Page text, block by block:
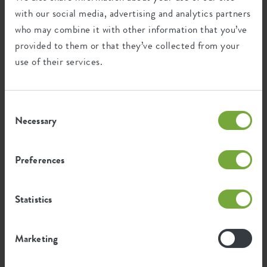
with our social media, advertising and analytics partners
who may combine it with other information that you’ve
provided to them or that they’ve collected from your
use of their services.
Selection
Necessary
Preferences
Statistics
Marketing
Dieses Produkt besteht zu 100% aus
Post-Verbraucher-Abfällen und zu 0% aus
Post-industriellen Abfällen.
Zertifikate Garantie
Jahre
UV-beständig
frostbeständig